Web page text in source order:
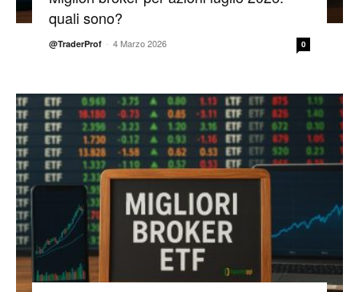
quali sono?
@TraderProf - 4 Marzo 2026 0